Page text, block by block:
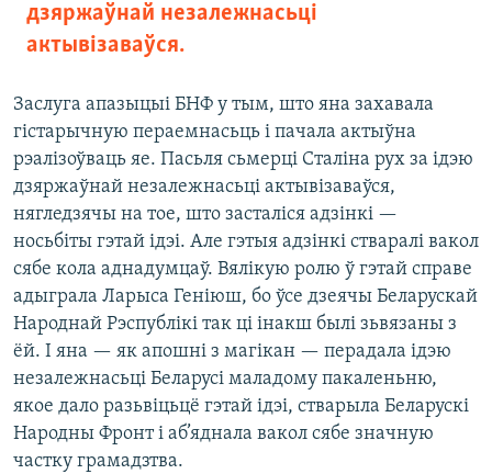
дзяржаўнай незалежнасьці
актывізаваўся.
Заслуга апазыцыі БНФ у тым, што яна захавала
гістарычную пераемнасьць і пачала актыўна
рэалізоўваць яе. Пасьля сьмерці Сталіна рух за ідэю
дзяржаўнай незалежнасьці актывізаваўся,
нягледзячы на тое, што засталіся адзінкі —
носьбіты гэтай ідэі. Але гэтыя адзінкі стваралі вакол
сябе кола аднадумцаў. Вялікую ролю ў гэтай справе
адыграла Ларыса Геніюш, бо ўсе дзеячы Беларускай
Народнай Рэспублікі так ці інакш былі зьвязаны з
ёй. І яна — як апошні з магікан — перадала ідэю
незалежнасьці Беларусі маладому пакаленьню,
якое дало разьвіцьцё гэтай ідэі, стварыла Беларускі
Народны Фронт і аб’яднала вакол сябе значную
частку грамадзтва.